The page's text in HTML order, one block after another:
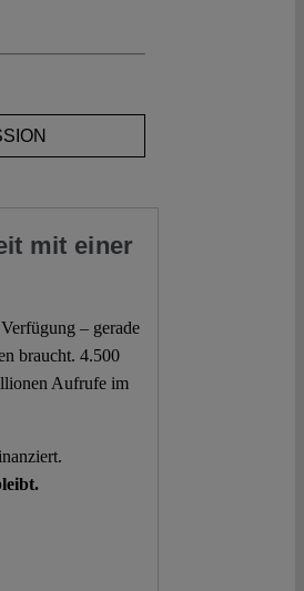
mit einer
– gerade
braucht. 4.500
Aufrufe im